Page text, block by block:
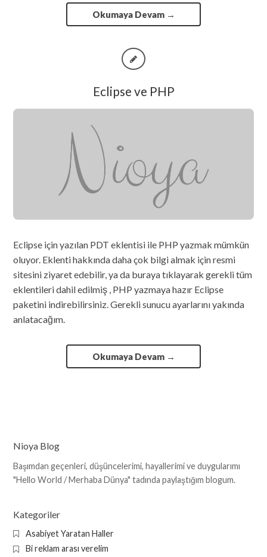
Okumaya Devam →
Eclipse ve PHP
Eclipse için yazılan PDT eklentisi ile PHP yazmak mümkün
oluyor. Eklenti hakkında daha çok bilgi almak için resmi
sitesini ziyaret edebilir, ya da buraya tıklayarak gerekli tüm
eklentileri dahil edilmiş , PHP yazmaya hazır Eclipse
paketini indirebilirsiniz. Gerekli sunucu ayarlarını yakında
anlatacağım.
Okumaya Devam →
Nioya Blog
Başımdan geçenleri, düşüncelerimi, hayallerimi ve duygularımı
"Hello World / Merhaba Dünya" tadında paylaştığım blogum.
Kategoriler
Asabiyet Yaratan Haller
Bi reklam arası verelim